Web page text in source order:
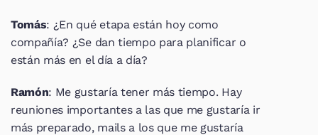
Tomás: ¿En qué etapa están hoy como
compañía? ¿Se dan tiempo para planificar o
están más en el día a día?
Ramón: Me gustaría tener más tiempo. Hay
reuniones importantes a las que me gustaría ir
más preparado, mails a los que me gustaría